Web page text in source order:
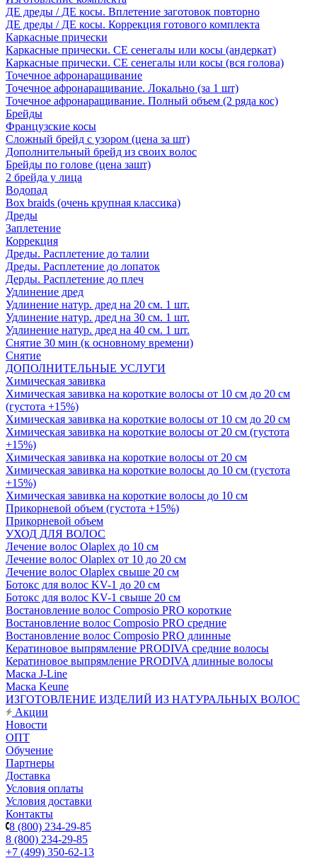
ДЕ дреды / ДЕ косы. Вплетение заготовок повторно
ДЕ дреды / ДЕ косы. Коррекция готового комплекта
Каркасные прически
Каркасные прически. СЕ сенегалы или косы (андеркат)
Каркасные прически. СЕ сенегалы или косы (вся голова)
Точечное афронаращивание
Точечное афронаращивание. Локально (за 1 шт)
Точечное афронаращивание. Полный объем (2 ряда кос)
Брейды
Французские косы
Сложный брейд с узором (цена за шт)
Дополнительный брейд из своих волос
Брейды по голове (цена зашт)
2 брейда у лица
Водопад
Box braids (очень крупная классика)
Дреды
Заплетение
Коррекция
Дреды. Расплетение до талии
Дреды. Расплетение до лопаток
Дерды. Расплетение до плеч
Удлинение дред
Удлинение натур. дред на 20 см. 1 шт.
Удлинение натур. дред на 30 см. 1 шт.
Удлинение натур. дред на 40 см. 1 шт.
Снятие 30 мин (к основному времени)
Снятие
ДОПОЛНИТЕЛЬНЫЕ УСЛУГИ
Химическая завивка
Химическая завивка на короткие волосы от 10 см до 20 см
(густота +15%)
Химическая завивка на короткие волосы от 10 см до 20 см
Химическая завивка на короткие волосы от 20 см (густота
+15%)
Химическая завивка на короткие волосы от 20 см
Химическая завивка на короткие волосы до 10 см (густота
+15%)
Химическая завивка на короткие волосы до 10 см
Прикорневой объем (густота +15%)
Прикорневой объем
УХОД ДЛЯ ВОЛОС
Лечение волос Olapleх до 10 см
Лечение волос Olapleх от 10 до 20 см
Лечение волос Olapleх свыше 20 см
Ботокс для волос KV-1 до 20 см
Ботокс для волос KV-1 свыше 20 см
Востановление волос Composio PRO короткие
Востановление волос Composio PRO средние
Востановление волос Composio PRO длинные
Кератиновое выпрямление PRODIVA средние волосы
Кератиновое выпрямление PRODIVA длинные волосы
Маска J-Line
Маска Keune
ИЗГОТОВЛЕНИЕ ИЗДЕЛИЙ ИЗ НАТУРАЛЬНЫХ ВОЛОС
Акции
Новости
ОПТ
Обучение
Партнеры
Доставка
Условия оплаты
Условия доставки
Контакты
8 (800) 234-29-85
8 (800) 234-29-85
+7 (499) 350-62-13